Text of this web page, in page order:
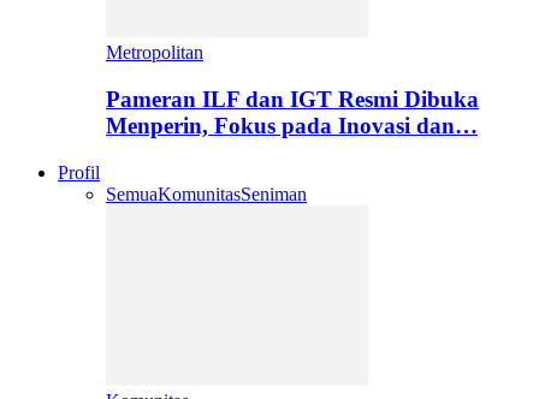
Metropolitan
Pameran ILF dan IGT Resmi Dibuka
Menperin, Fokus pada Inovasi dan…
Profil
SemuaKomunitasSeniman